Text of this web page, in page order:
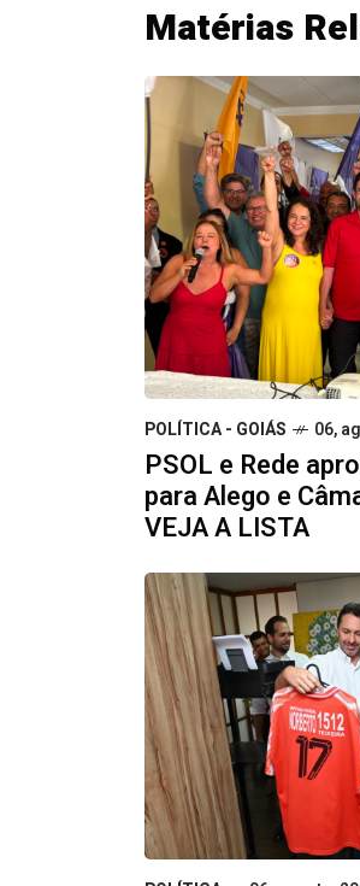
Matérias
POLÍTICA - GOIÁS 06,
PSOL e Rede
para Alego e
VEJA A LISTA